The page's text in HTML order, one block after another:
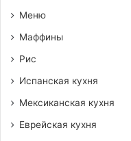
Меню
Маффины
Рис
Испанская кухня
Мексиканская кухня
Еврейская кухня